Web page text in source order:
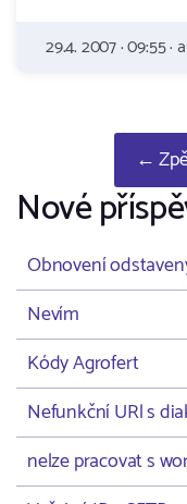
29.4. 2007 · 09:55 ·
←
Nové
Obnovení
Nevím
Kódy Agrofert
Nefunkční URl s
nelze pracovat s